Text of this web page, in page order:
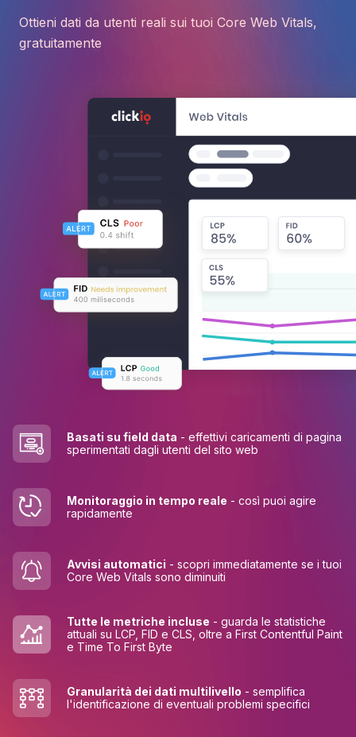
Ottieni dati da utenti reali sui tuoi Core Web Vitals,
gratuitamente
Basati su field data - effettivi caricamenti di pagina
sperimentati dagli utenti del sito web
Monitoraggio in tempo reale - così puoi agire
rapidamente
Avvisi automatici - scopri immediatamente se i tuoi
Core Web Vitals sono diminuiti
Tutte le metriche incluse - guarda le statistiche
attuali su LCP, FID e CLS, oltre a First Contentful Paint
e Time To First Byte
Granularità dei dati multilivello - semplifica
l'identificazione di eventuali problemi specifici